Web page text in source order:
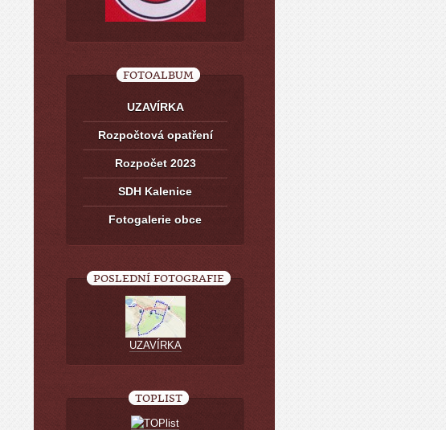
FOTOALBUM
UZAVÍRKA
Rozpočtová opatření
Rozpočet 2023
SDH Kalenice
Fotogalerie obce
POSLEDNÍ FOTOGRAFIE
UZAVÍRKA
TOPLIST